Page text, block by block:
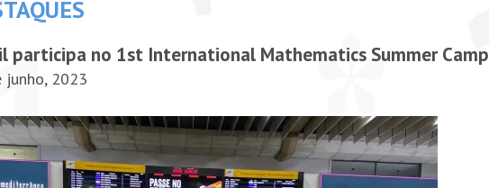
participa no 1st International Mathematics Summer Camp
junho, 2023